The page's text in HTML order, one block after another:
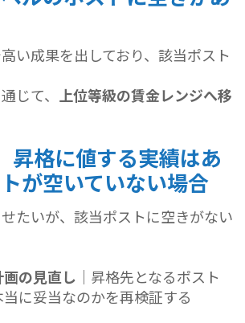
い成果を出しており、該当ポスト
じて、 上位等級の賃金レンジへ移
昇格に値する実績はあ
が空いていない場合
たいが、該当ポストに空きがない
の見直し｜ 昇格先となるポスト
に妥当なのかを再検証する